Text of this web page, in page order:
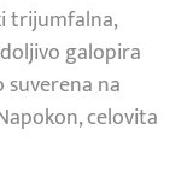
trijumfalna,
galopira
na
celovita